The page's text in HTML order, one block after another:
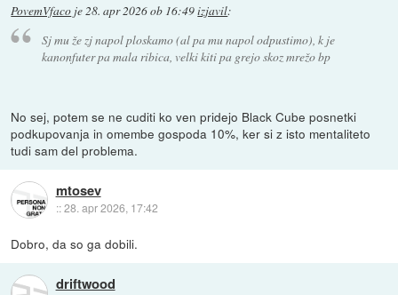
PovemVfaco je 28. apr 2026 ob 16:49izjavil:
Sj mu že zj napol ploskamo (al pa mu napol odpustimo), k je
kanonfuter pa mala ribica, velki kiti pa grejo skoz mrežo bp
No sej, potem se ne cuditi ko ven pridejo Black Cube posnetki
podkupovanja in omembe gospoda 10%, ker si z isto mentaliteto
tudi sam del problema.
mtosev
::28. apr 2026, 17:42
Dobro, da so ga dobili.
driftwood